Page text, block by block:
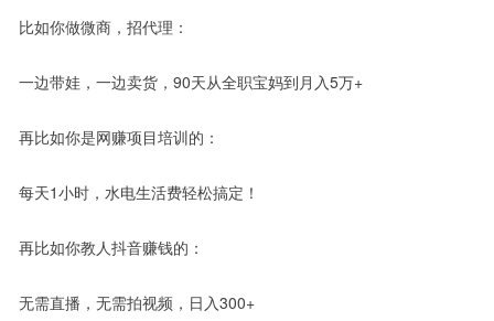
比如你做微商，招代理：
一边带娃，一边卖货，90天从全职宝妈到月入5万+
再比如你是网赚项目培训的：
每天1小时，水电生活费轻松搞定！
再比如你教人抖音赚钱的：
无需直播，无需拍视频，日入300+